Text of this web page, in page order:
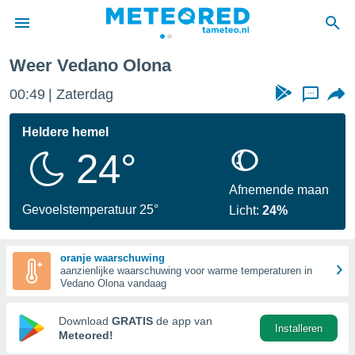
door
verstrekte
hoge
hebt de
voor
op basis
Weer Vedano Olona
00:49 Zaterdag ...
Heldere hemel
24°
Gevoelstemperatuur 25°
Afnemende maan
Licht:24%
oranje waarschuwing
aanzienlijke waarschuwing voor warme temperaturen in
Vedano Olona vandaag
Download GRATIS de app van
Meteored!
Installeren